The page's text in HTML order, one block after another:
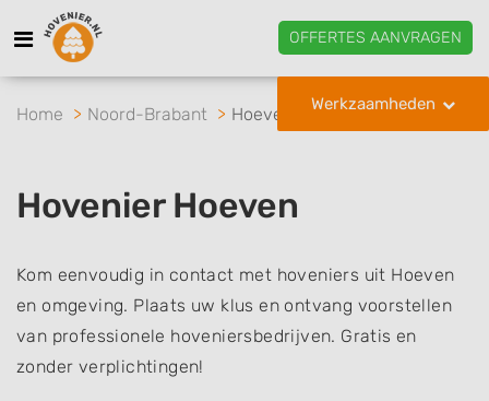
OFFERTES AANVRAGEN
Werkzaamheden
Home Noord-Brabant Hoeven
Hovenier Hoeven
Kom eenvoudig in contact met hoveniers uit Hoeven
en omgeving. Plaats uw klus en ontvang voorstellen
van professionele hoveniersbedrijven. Gratis en
zonder verplichtingen!